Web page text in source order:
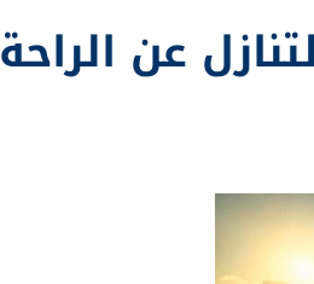
عن الراحة